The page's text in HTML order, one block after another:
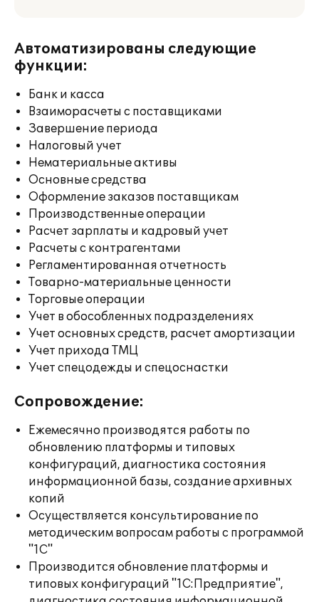
Автоматизированы следующие
функции:
Банк и касса
Взаиморасчеты с поставщиками
Завершение периода
Налоговый учет
Нематериальные активы
Основные средства
Оформление заказов поставщикам
Производственные операции
Расчет зарплаты и кадровый учет
Расчеты с контрагентами
Регламентированная отчетность
Товарно-материальные ценности
Торговые операции
Учет в обособленных подразделениях
Учет основных средств, расчет амортизации
Учет прихода ТМЦ
Учет спецодежды и спецоснастки
Сопровождение:
Ежемесячно производятся работы по
обновлению платформы и типовых
конфигураций, диагностика состояния
информационной базы, создание архивных
копий
Осуществляется консультирование по
методическим вопросам работы с программой
"1С"
Производится обновление платформы и
типовых конфигураций "1С:Предприятие",